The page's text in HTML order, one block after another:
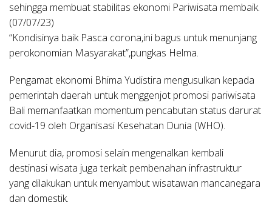
sehingga membuat stabilitas ekonomi Pariwisata membaik.
(07/07/23)
“Kondisinya baik Pasca corona,ini bagus untuk menunjang
perokonomian Masyarakat”,pungkas Helma.
Pengamat ekonomi Bhima Yudistira mengusulkan kepada
pemerintah daerah untuk menggenjot promosi pariwisata
Bali memanfaatkan momentum pencabutan status darurat
covid-19 oleh Organisasi Kesehatan Dunia (WHO).
Menurut dia, promosi selain mengenalkan kembali
destinasi wisata juga terkait pembenahan infrastruktur
yang dilakukan untuk menyambut wisatawan mancanegara
dan domestik.